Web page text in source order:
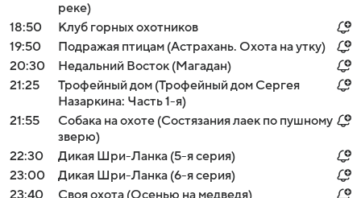
реке)
18:50
Клуб горных охотников
19:50
Подражая птицам (Астрахань. Охота на утку)
20:30
Недальний Восток (Магадан)
21:25
Трофейный дом (Трофейный дом Сергея
Назаркина: Часть 1-я)
21:55
Собака на охоте (Состязания лаек по пушному
зверю)
22:30
Дикая Шри-Ланка (5-я серия)
23:00
Дикая Шри-Ланка (6-я серия)
23:40
Своя охота (Осенью на медведя)